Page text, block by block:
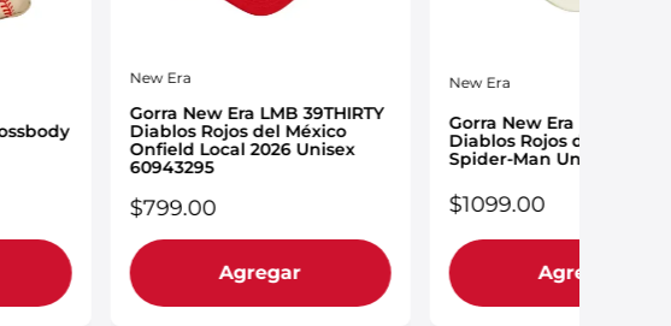
New Era
Gorra New Era LMB 39THIRTY
Diablos Rojos del México
Onfield Local 2026 Unisex
60943295
$799.00
Agregar
New Era
Gorra New Era LMB
Diablos Rojos del México
Spider-Man Unisex
$1099.00
Agregar